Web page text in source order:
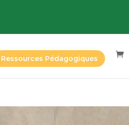
Ressources Pédagogiques